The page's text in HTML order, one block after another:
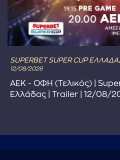
SUPERBET SUPER CUP
12/08/2026
ΑΕΚ - ΟΦΗ (Τελικός) |
Ελλάδας | Trailer | 12/08/